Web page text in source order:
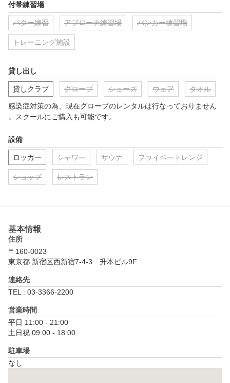
付帯練習場
パター練習 アプローチ練習場 バンカー練習場
トレーニング施設
貸し出し
貸しクラブ グローブ シューズ ウェア タオル
感染症対策の為、現在グローブのレンタルは行なっておりません
。スクールにご購入も可能です。
設備
ロッカー シャワー サウナ プライベートレンジ
ショップ レストラン
基本情報
住所
〒160-0023
東京都 新宿区西新宿7-4-3　升本ビル9F
連絡先
TEL : 03-3366-2200
営業時間
平日 11:00 - 21:00
土日祝 09:00 - 18:00
駐車場
なし